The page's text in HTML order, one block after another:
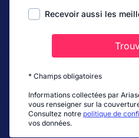
Recevoir aussi les
* Champs obligatoires
Informations collectées par
vous renseigner sur la
Consultez notre politique de
vos données.